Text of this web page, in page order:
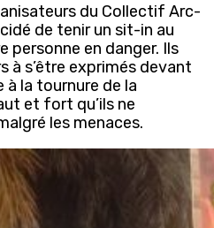
du Collectif Arc-
de tenir un sit-in au
personne en danger. Ils
à s’être exprimés devant
la tournure de la
et fort qu’ils ne
les menaces.